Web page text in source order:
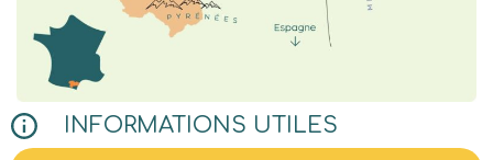
INFORMATIONS UTILES